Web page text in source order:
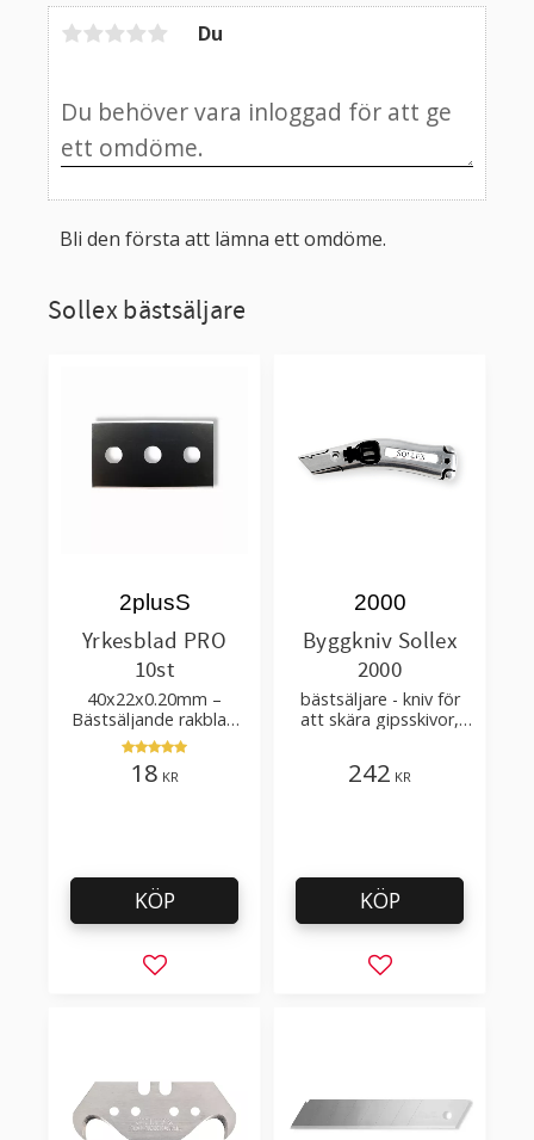
Du
Bli den första att lämna ett omdöme.
Sollex bästsäljare
Yrkesblad PRO
10st
40x22x0.20mm –
Bästsäljande rakblad
för att skära tapet, tyg,
filt, hobby bruk
2plusS
18 KR
Lägg till i favoriter
KÖP
Byggkniv Sollex
2000
bästsäljare - kniv för
att skära gipsskivor,
2000
242 KR
Lägg till i
KÖP